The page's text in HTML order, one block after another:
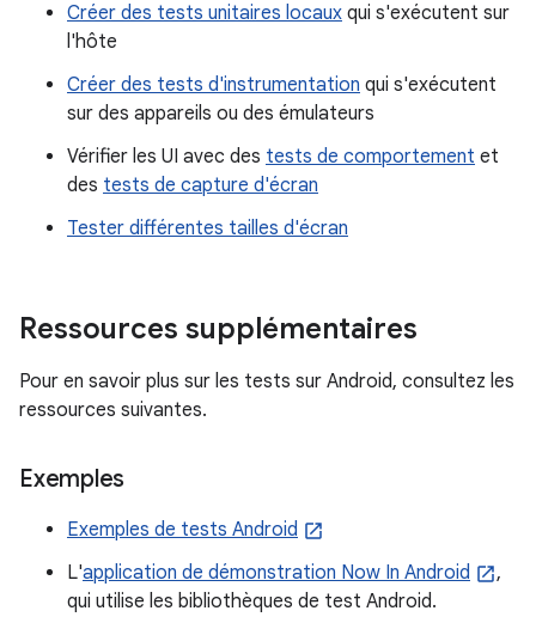
Créer des tests unitaires locaux qui s'exécutent sur
l'hôte
Créer des tests d'instrumentation qui s'exécutent
sur des appareils ou des émulateurs
Vérifier les UI avec des tests de comportement et
des tests de capture d'écran
Tester différentes tailles d'écran
Ressources supplémentaires
Pour en savoir plus sur les tests sur Android, consultez les
ressources suivantes.
Exemples
Exemples de tests Android
L'application de démonstration Now In Android
,
qui utilise les bibliothèques de test Android.